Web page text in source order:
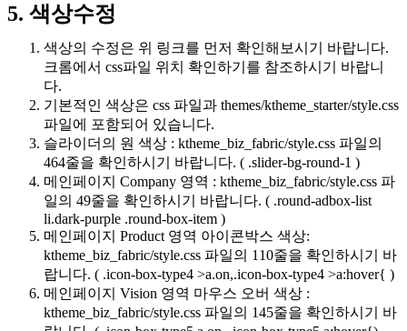
5. 색상수정
색상의 수정은 위 링크를 먼저 확인해보시기 바랍니다.
크롬에서 css파일 위치 확인하기를 참조하시기 바랍니
다.
기본적인 색상은 css 파일과 themes/ktheme_starter/style.css
파일에 포함되어 있습니다.
슬라이더의 원 색상 : ktheme_biz_fabric/style.css 파일의
464줄을 확인하시기 바랍니다. ( .slider-bg-round-1 )
메인페이지 Company 영역 : ktheme_biz_fabric/style.css 파
일의 49줄을 확인하시기 바랍니다. ( .round-adbox-list
li.dark-purple .round-box-item )
메인페이지 Product 영역 아이콘박스 색상:
ktheme_biz_fabric/style.css 파일의 110줄을 확인하시기 바
랍니다. ( .icon-box-type4 >a.on,.icon-box-type4 >a:hover{ )
메인페이지 Vision 영역 마우스 오버 색상 :
ktheme_biz_fabric/style.css 파일의 145줄을 확인하시기 바